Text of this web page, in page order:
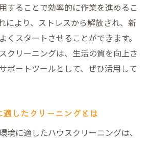
することで効率的に作業を進めるこ
により、ストレスから解放され、新
くスタートさせることができます。
クリーニングは、生活の質を向上さ
ポートツールとして、ぜひ活用して
したクリーニングとは
境に適したハウスクリーニングは、